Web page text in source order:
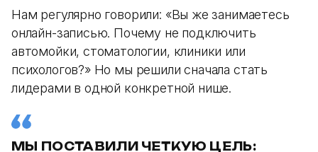
Нам регулярно говорили: «Вы же занимаетесь
онлайн-записью. Почему не подключить
автомойки, стоматологии, клиники или
психологов?» Но мы решили сначала стать
лидерами в одной конкретной нише.
МЫ ПОСТАВИЛИ ЧЕТКУЮ ЦЕЛЬ: